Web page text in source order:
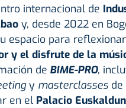
internacional de
y, desde 2022 en
espacio para
y el disfrute de la
de BIME-PRO,
y masterclassesde
en el Palacio